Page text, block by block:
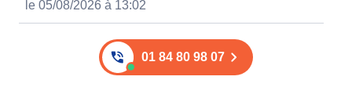
le 05/08/2026 à 13:02
01 84 80 98 07